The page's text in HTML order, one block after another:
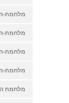
מלחמת-
מלחמת-
מלחמת-
מלחמת-
מלחמת